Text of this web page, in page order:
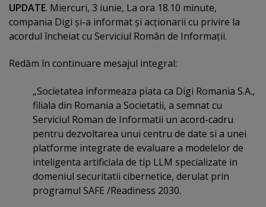
UPDATE. Miercuri, 3 iunie, La ora 18.10 minute,
compania Digi şi-a informat şi acţionarii cu privire la
acordul încheiat cu Serviciul Român de Informaţii.
Redăm în continuare mesajul integral:
„Societatea informeaza piata ca Digi Romania S.A.,
filiala din Romania a Societatii, a semnat cu
Serviciul Roman de Informatii un acord-cadru
pentru dezvoltarea unui centru de date si a unei
platforme integrate de evaluare a modelelor de
inteligenta artificiala de tip LLM specializate in
domeniul securitatii cibernetice, derulat prin
programul SAFE /Readiness 2030.